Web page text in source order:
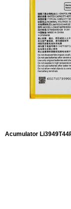
Acumulator